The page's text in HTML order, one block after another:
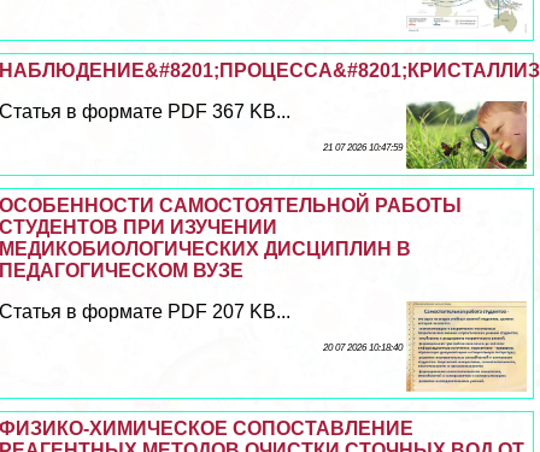
Статья в формате PDF 367 KB...
21 07 2026 10:47:59
ОСОБЕННОСТИ САМОСТОЯТЕЛЬНОЙ РАБОТЫ
СТУДЕНТОВ ПРИ ИЗУЧЕНИИ
МЕДИКОБИОЛОГИЧЕСКИХ ДИСЦИПЛИН В
ПЕДАГОГИЧЕСКОМ ВУЗЕ
Статья в формате PDF 207 KB...
20 07 2026 10:18:40
ФИЗИКО-ХИМИЧЕСКОЕ СОПОСТАВЛЕНИЕ